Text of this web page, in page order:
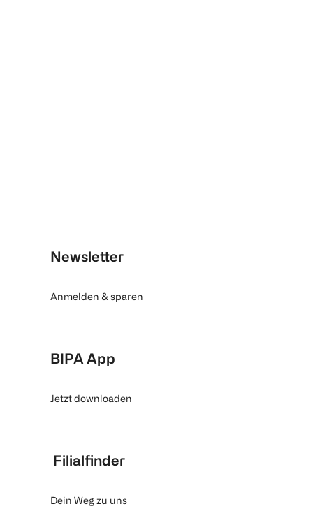
Newsletter
Anmelden & sparen
BIPA App
Jetzt downloaden
Filialfinder
Dein Weg zu uns